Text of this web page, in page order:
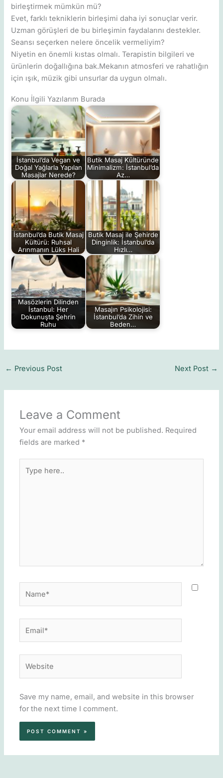
birleştirmek mümkün mü?
Evet, farklı tekniklerin birleşimi daha iyi sonuçlar verir.
Uzman görüşleri de bu birleşimin faydalarını destekler.
Seansı seçerken nelere öncelik vermeliyim?
Niyetin en önemli kıstas olmalı. Terapistin bilgileri ve
ürünlerin doğallığına bak.Mekanın atmosferi ve rahatlığın
için ışık, müzik gibi unsurlar da uygun olmalı.
Konu İlgili Yazılarım Burada
İstanbul’da Vegan ve
Doğal Yağlarla Yapılan
Masajlar Nerede?
Butik Masaj Kültüründe
Minimalizm: İstanbul’da
Az…
İstanbul’da Butik Masaj
Kültürü: Ruhsal
Arınmanın Lüks Hali
Butik Masaj ile Şehirde
Dinginlik: İstanbul’da
Hızlı…
Masözlerin Dilinden
İstanbul: Her
Dokunuşta Şehrin
Ruhu
Masajın Psikolojisi:
İstanbul’da Zihin ve
Beden…
← Previous Post Next Post →
Leave a Comment
Your email address will not be published. Required
fields are marked *
here..
Save my name, email, and website in this browser
for the next time I comment.